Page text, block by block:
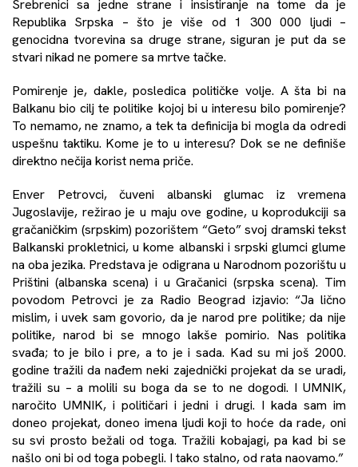
Srebrenici sa jedne strane i insistiranje na tome da je
Republika Srpska – što je više od 1 300 000 ljudi –
genocidna tvorevina sa druge strane, siguran je put da se
stvari nikad ne pomere sa mrtve tačke.
Pomirenje je, dakle, posledica političke volje. A šta bi na
Balkanu bio cilj te politike kojoj bi u interesu bilo pomirenje?
To nemamo, ne znamo, a tek ta definicija bi mogla da odredi
uspešnu taktiku. Kome je to u interesu? Dok se ne definiše
direktno nečija korist nema priče.
Enver Petrovci, čuveni albanski glumac iz vremena
Jugoslavije, režirao je u maju ove godine, u koprodukciji sa
gračaničkim (srpskim) pozorištem “Geto” svoj dramski tekst
Balkanski prokletnici, u kome albanski i srpski glumci glume
na oba jezika. Predstava je odigrana u Narodnom pozorištu u
Prištini (albanska scena) i u Gračanici (srpska scena). Tim
povodom Petrovci je za Radio Beograd izjavio: “Ja lično
mislim, i uvek sam govorio, da je narod pre politike; da nije
politike, narod bi se mnogo lakše pomirio. Nas politika
svađa; to je bilo i pre, a to je i sada. Kad su mi još 2000.
godine tražili da nađem neki zajednički projekat da se uradi,
tražili su – a molili su boga da se to ne dogodi. I UMNIK,
naročito UMNIK, i političari i jedni i drugi. I kada sam im
doneo projekat, doneo imena ljudi koji to hoće da rade, oni
su svi prosto bežali od toga. Tražili kobajagi, pa kad bi se
našlo oni bi od toga pobegli. I tako stalno, od rata naovamo.”